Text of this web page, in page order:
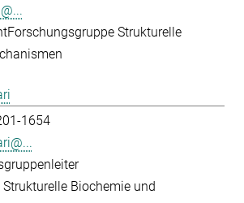
Forschungsgruppe Strukturelle
1654
Biochemie und